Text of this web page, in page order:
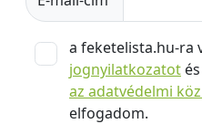
a feketelista.hu-ra
jognyilatkozatot
az adatvédelmi
elfogadom.